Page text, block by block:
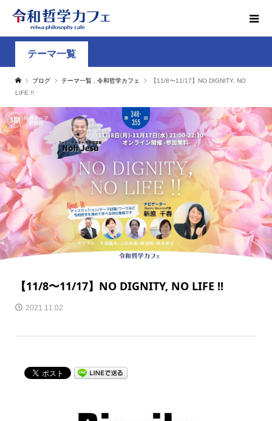
テーマ一覧
ブログ テーマ一覧 令和哲学カフェ
【11/8〜11/17】NO DIGNITY, NO
LIFE !!
【11/8〜11/17】NO DIGNITY, NO LIFE !!
2021.11.02